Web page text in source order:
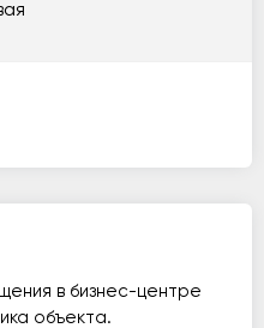
в бизнес-центре
объекта.